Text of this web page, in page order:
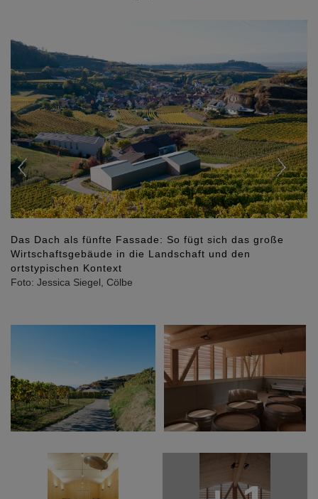
Das Dach als fünfte Fassade: So fügt sich das große
Wirtschaftsgebäude in die Landschaft und den
ortstypischen Kontext
Foto: Jessica Siegel, Cölbe